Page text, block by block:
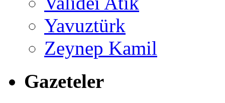
Yavuztürk
Zeynep Kamil
Gazeteler